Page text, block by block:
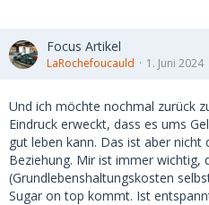
Focus Artikel
LaRochefoucauld 1. Juni 2024
Und ich möchte nochmal zurück
Eindruck erweckt, dass es ums
gut leben kann. Das ist aber nicht
Beziehung. Mir ist immer wichtig,
(Grundlebenshaltungskosten
Sugar on top kommt. Ist